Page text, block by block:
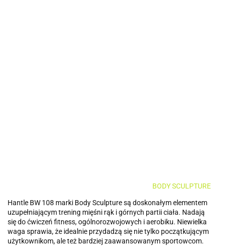
BODY SCULPTURE
Hantle BW 108 marki Body Sculpture są doskonałym elementem
uzupełniającym trening mięśni rąk i górnych partii ciała. Nadają
się do ćwiczeń fitness, ogólnorozwojowych i aerobiku. Niewielka
waga sprawia, że idealnie przydadzą się nie tylko początkującym
użytkownikom, ale też bardziej zaawansowanym sportowcom.